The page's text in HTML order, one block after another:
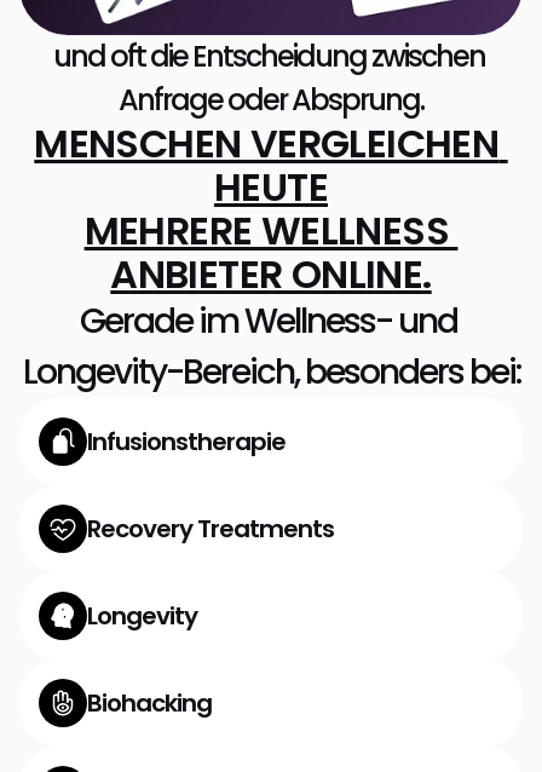
und oft die Entscheidung zwischen
Anfrage oder Absprung.
MENSCHEN VERGLEICHEN
HEUTE
MEHRERE WELLNESS
ANBIETER ONLINE.
Gerade im Wellness- und
Longevity-Bereich, besonders bei:
Infusionstherapie
Recovery Treatments
Longevity
Biohacking